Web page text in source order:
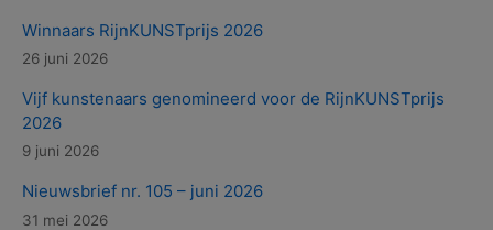
Winnaars RijnKUNSTprijs 2026
26 juni 2026
Vijf kunstenaars genomineerd voor de RijnKUNSTprijs
2026
9 juni 2026
Nieuwsbrief nr. 105 – juni 2026
31 mei 2026